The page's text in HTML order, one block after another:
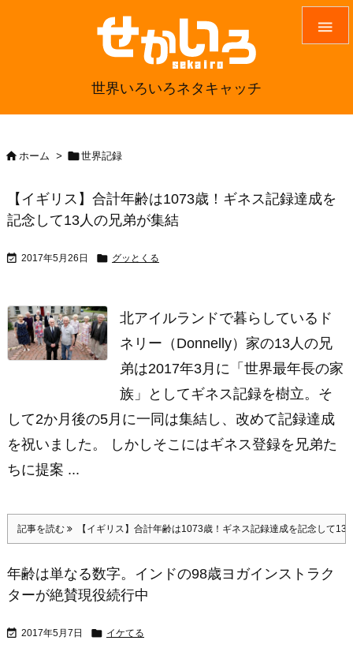
世界いろいろネタキャッチ

ホーム > 世界記録
【イギリス】合計年齢は1073歳！ギネス記録達成を
記念して13人の兄弟が集結
 2017年5月26日  グッとくる
北アイルランドで暮らしているド
ネリー（Donnelly）家の13人の兄
弟は2017年3月に「世界最年長の家
族」としてギネス記録を樹立。そ
して2か月後の5月に一同は集結し、改めて記録達成
を祝いました。 しかしそこにはギネス登録を兄弟た
ちに提案 ...
記事を読む 【イギリス】合計年齢は1073歳！ギネス記録達成を記念して13
年齢は単なる数字。インドの98歳ヨガインストラク
ターが絶賛現役続行中
 2017年5月7日  イケてる